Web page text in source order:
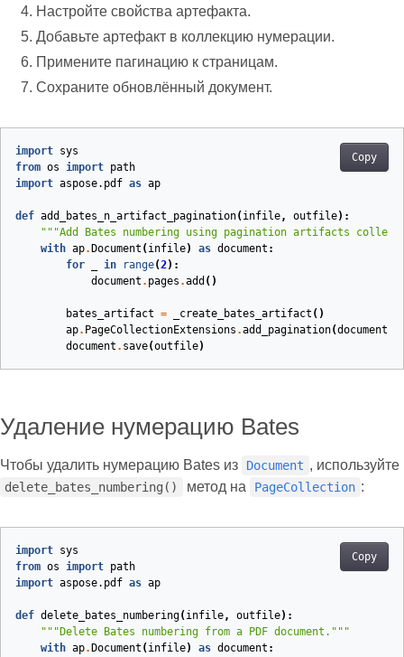
Настройте свойства артефакта.
Добавьте артефакт в коллекцию нумерации.
Примените пагинацию к страницам.
Сохраните обновлённый документ.
Copy
import sys
from os import path
import aspose.pdf as ap
def add_bates_n_artifact_pagination( infile, outfile):
"""Add Bates numbering using pagination artifacts
with ap. Document ( infile) as document :
for
in range(2):
document . pages .add ()
bates_artifact = _create_bates_artifact ()
ap. PageCollectionExtensions .add_pagination(document
document . save(outfile)
Удаление нумерацию Bates
Чтобы удалить нумерацию Bates из Document , используйте
delete_bates_numbering() метод на PageCollection :
Copy
import sys
from os import path
import aspose.pdf as ap
def delete_bates_numbering( infile, outfile):
"""Delete Bates numbering from a PDF document."""
with ap. Document ( infile) as document :